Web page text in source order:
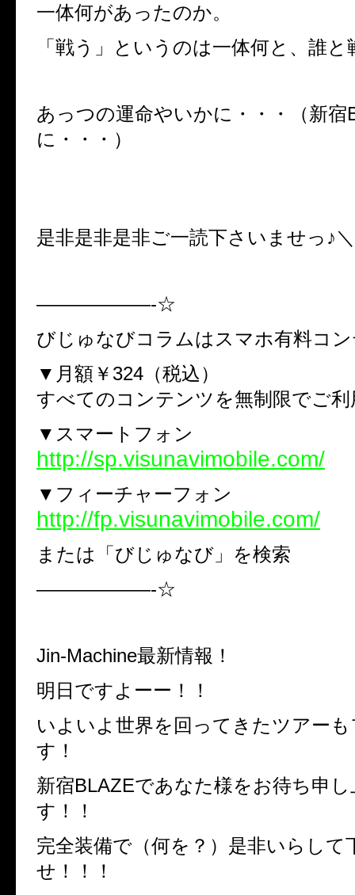
一体何があったのか。
「戦う」というのは一体何と、誰
あっつの運命やいかに・・・（新宿
に・・・）
是非是非是非ご一読下さいませっ♪
——————-☆
びじゅなびコラムはスマホ有料コ
▼月額￥324（税込）
すべてのコンテンツを無制限でご
▼スマートフォン
http://sp.visunavimobile.com/
▼フィーチャーフォン
http://fp.visunavimobile.com/
または「びじゅなび」を検索
——————-☆
Jin-Machine最新情報！
明日ですよーー！！
いよいよ世界を回ってきたツアー
す！
新宿BLAZEであなた様をお待ち申
す！！
完全装備で（何を？）是非いらして
せ！！！